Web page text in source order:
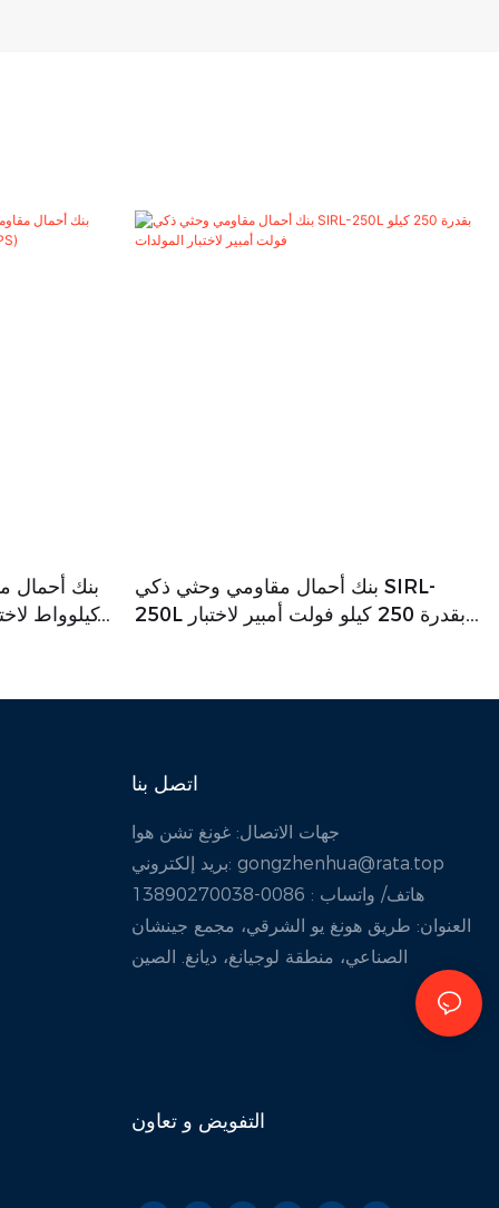
كيلوواط
بنك أحمال مقاومي وحثي ذكي SIRL-
250L بقدرة 250 كيلو فولت أمبير لاختبار
اتصل بنا
جهات الاتصال: غونغ تشن هوا
بريد إلكتروني: gongzhenhua@rata.top
هاتف/ واتساب : 0086-13890270038
العنوان: طريق هونغ يو الشرقي، مجمع جينشان
الصناعي، منطقة لوجيانغ، ديانغ. الصين
التفويض و